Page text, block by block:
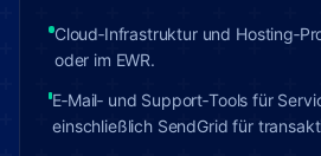
Cloud‑Infrastruktur und
oder im EWR.
E‑Mail‑ und Support‑Tools für
einschließlich SendGrid für